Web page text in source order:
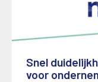
Snel
voor